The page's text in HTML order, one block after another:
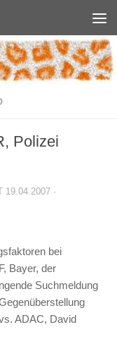
Polizei
19.04.2007 ·
bei
Bayer, der
Suchmeldung
ADAC, David